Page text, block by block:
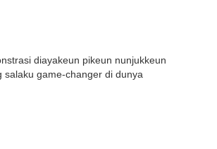
diayakeun pikeun nunjukkeun
game-changer di dunya